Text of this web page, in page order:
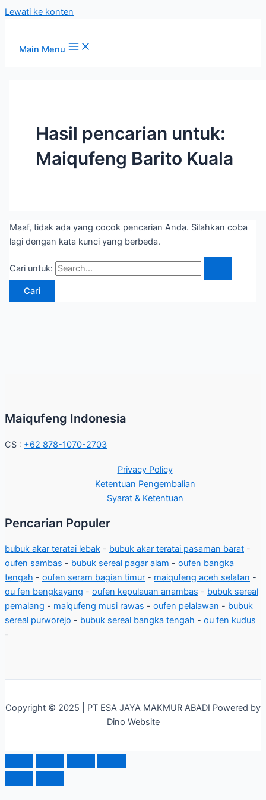
Lewati ke konten
Main Menu
Hasil pencarian untuk:
Maiqufeng Barito Kuala
Maaf, tidak ada yang cocok pencarian Anda. Silahkan coba
lagi dengan kata kunci yang berbeda.
Cari untuk:
Maiqufeng Indonesia
CS : +62 878-1070-2703
Privacy Policy
Ketentuan Pengembalian
Syarat & Ketentuan
Pencarian Populer
bubuk akar teratai lebak - bubuk akar teratai pasaman barat -
oufen sambas - bubuk sereal pagar alam - oufen bangka
tengah - oufen seram bagian timur - maiqufeng aceh selatan -
ou fen bengkayang - oufen kepulauan anambas - bubuk sereal
pemalang - maiqufeng musi rawas - oufen pelalawan - bubuk
sereal purworejo - bubuk sereal bangka tengah - ou fen kudus
-
Copyright © 2025 | PT ESA JAYA MAKMUR ABADI Powered by
Dino Website